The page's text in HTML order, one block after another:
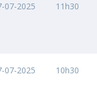
07-2025 11h30
07-2025 10h30